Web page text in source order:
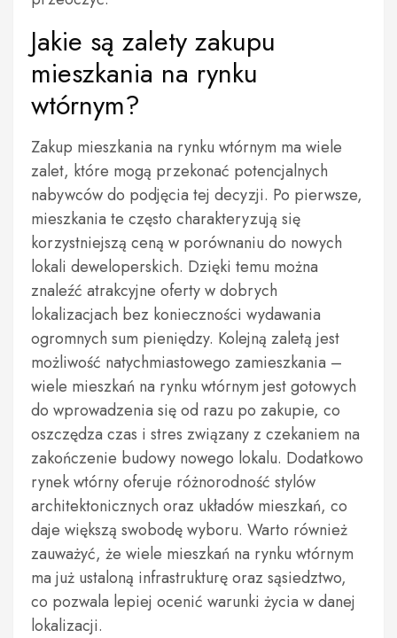
Jakie są zalety zakupu
mieszkania na rynku
wtórnym?
Zakup mieszkania na rynku wtórnym ma wiele
zalet, które mogą przekonać potencjalnych
nabywców do podjęcia tej decyzji. Po pierwsze,
mieszkania te często charakteryzują się
korzystniejszą ceną w porównaniu do nowych
lokali deweloperskich. Dzięki temu można
znaleźć atrakcyjne oferty w dobrych
lokalizacjach bez konieczności wydawania
ogromnych sum pieniędzy. Kolejną zaletą jest
możliwość natychmiastowego zamieszkania –
wiele mieszkań na rynku wtórnym jest gotowych
do wprowadzenia się od razu po zakupie, co
oszczędza czas i stres związany z czekaniem na
zakończenie budowy nowego lokalu. Dodatkowo
rynek wtórny oferuje różnorodność stylów
architektonicznych oraz układów mieszkań, co
daje większą swobodę wyboru. Warto również
zauważyć, że wiele mieszkań na rynku wtórnym
ma już ustaloną infrastrukturę oraz sąsiedztwo,
co pozwala lepiej ocenić warunki życia w danej
lokalizacji.